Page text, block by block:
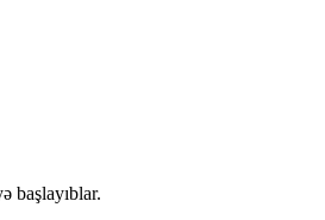
başlayıblar.